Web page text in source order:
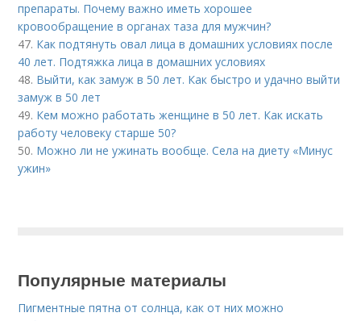
препараты. Почему важно иметь хорошее
кровообращение в органах таза для мужчин?
47. Как подтянуть овал лица в домашних условиях после
40 лет. Подтяжка лица в домашних условиях
48. Выйти, как замуж в 50 лет. Как быстро и удачно выйти
замуж в 50 лет
49. Кем можно работать женщине в 50 лет. Как искать
работу человеку старше 50?
50. Можно ли не ужинать вообще. Села на диету «Минус
ужин»
Популярные материалы
Пигментные пятна от солнца, как от них можно